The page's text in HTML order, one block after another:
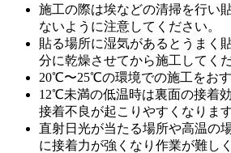
施工の際は埃などの清掃を行い
ないように注意してください。
貼る場所に湿気があるとうまく
分に乾燥させてから施工してくだ
20℃〜25℃の環境での施工をおす
12℃未満の低温時は裏面の接着
接着不良が起こりやすくなります
直射日光が当たる場所や高温の
に接着力が強くなり作業が難し